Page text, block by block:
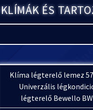
KLÍMÁK ÉS
Klíma légterelő lemez
Univerzális
légterelő Bewello